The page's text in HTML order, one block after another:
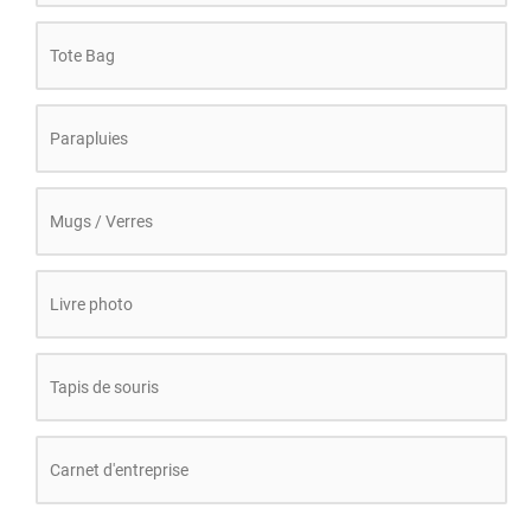
Tote Bag
Parapluies
Mugs / Verres
Livre photo
Tapis de souris
Carnet d'entreprise